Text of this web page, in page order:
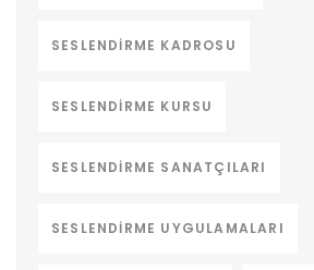
SESLENDIRME KADROSU
SESLENDIRME KURSU
SESLENDIRME SANATÇILARI
SESLENDIRME UYGULAMALARI